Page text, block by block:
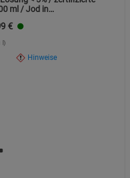
trennen, um die
zu gewährleisten.
ml / Jod in
€
l)
Hinweise